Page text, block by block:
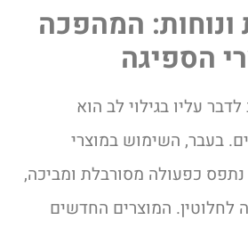
ונוחות: המהפכה
הספיגה
עליו בגילוי לב הוא
בעבר, השימוש במוצרי
נתפס כפעולה מסורבלת ומביכה,
לחלוטין. המוצרים החדשים